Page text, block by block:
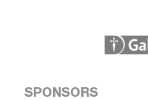
SPONSORS